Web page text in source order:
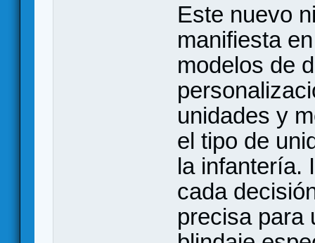
Este nuevo
manifiesta
modelos de
unidades y
el tipo de
la infantería.
cada
precisa para